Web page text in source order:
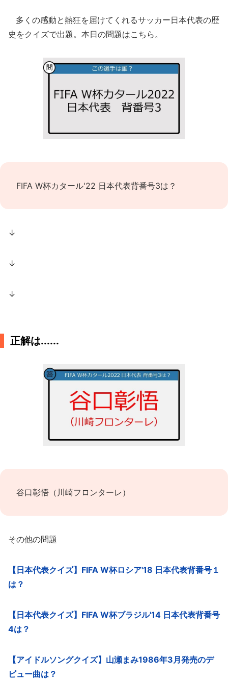
多くの感動と熱狂を届けてくれるサッカー日本代表の歴
史をクイズで出題。本日の問題はこちら。
FIFA W杯カタール'22 日本代表背番号3は？
↓
↓
↓
正解は......
谷口彰悟（川崎フロンターレ）
その他の問題
【日本代表クイズ】FIFA W杯ロシア'18 日本代表背番号１
は？
【日本代表クイズ】FIFA W杯ブラジル'14 日本代表背番号
4は？
【アイドルソングクイズ】山瀬まみ1986年3月発売のデ
ビュー曲は？